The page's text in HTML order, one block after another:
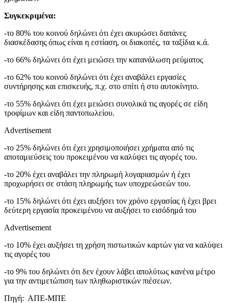
Συγκεκριμένα:
-το 80% του κοινού δηλώνει ότι έχει ακυρώσει δαπάνες
διασκέδασης όπως είναι η εστίαση, οι διακοπές, τα ταξίδια κ.ά.
-το 66% δηλώνει ότι έχει μειώσει την κατανάλωση ρεύματος
-το 62% του κοινού δηλώνει ότι έχει αναβάλει εργασίες
συντήρησης και επισκευής, π.χ. στο σπίτι ή στο αυτοκίνητο.
-το 55% δηλώνει ότι έχει μειώσει συνολικά τις αγορές σε είδη
τροφίμων και είδη παντοπωλείου.
Advertisement
-το 25% δηλώνει ότι έχει χρησιμοποιήσει χρήματα από τις
αποταμιεύσεις του προκειμένου να καλύψει τις αγορές του.
-το 20% έχει αναβάλει την πληρωμή λογαριασμών ή έχει
προχωρήσει σε στάση πληρωμής των υποχρεώσεών του.
-το 15% δηλώνει ότι έχει αυξήσει τον χρόνο εργασίας ή έχει βρει
δεύτερη εργασία προκειμένου να αυξήσει το εισόδημά του
Advertisement
-το 10% έχει αυξήσει τη χρήση πιστωτικών καρτών για να καλύψει
τις αγορές του
-το 9% του δηλώνει ότι δεν έχουν λάβει απολύτως κανένα μέτρο
για την αντιμετώπιση των πληθωριστικών πιέσεων.
Πηγή: ΑΠΕ-ΜΠΕ